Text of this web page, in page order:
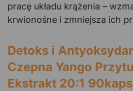
pracę układu krążenia –
krwionośne i zmniejsza ich
Detoks i
Czepna Yango
Ekstrakt 20:1